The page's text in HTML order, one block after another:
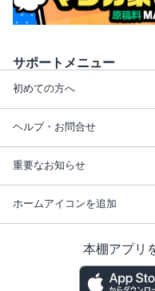
サポートメニュー
初めての方へ
ヘルプ・お問合せ
重要なお知らせ
ホームアイコンを追加
本棚アプリ